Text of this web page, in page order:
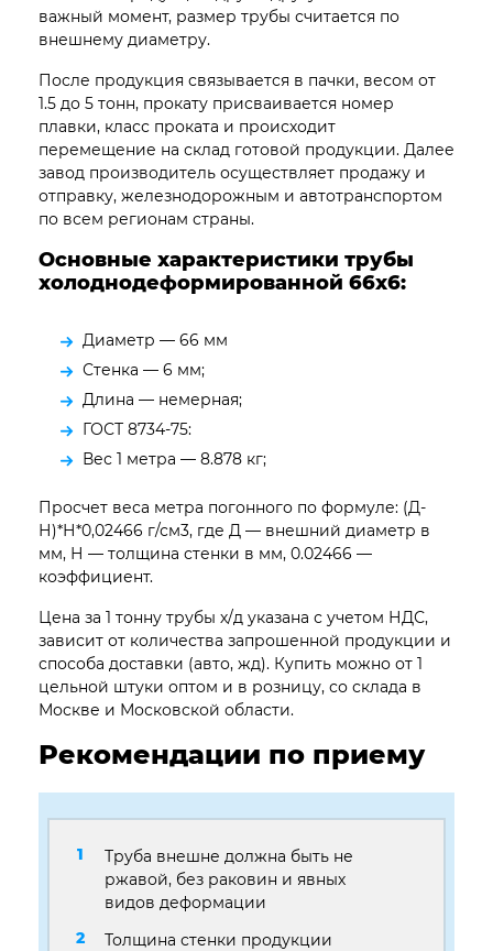
важный момент, размер трубы считается по
внешнему диаметру.
После продукция связывается в пачки, весом от
1.5 до 5 тонн, прокату присваивается номер
плавки, класс проката и происходит
перемещение на склад готовой продукции. Далее
завод производитель осуществляет продажу и
отправку, железнодорожным и автотранспортом
по всем регионам страны.
Основные характеристики трубы
холоднодеформированной 66х6:
Диаметр — 66 мм
Стенка — 6 мм;
Длина — немерная;
ГОСТ 8734-75:
Вес 1 метра — 8.878 кг;
Просчет веса метра погонного по формуле: (Д-
Н)*Н*0,02466 г/см3, где Д — внешний диаметр в
мм, Н — толщина стенки в мм, 0.02466 —
коэффициент.
Цена за 1 тонну трубы х/д указана с учетом НДС,
зависит от количества запрошенной продукции и
способа доставки (авто, жд). Купить можно от 1
цельной штуки оптом и в розницу, со склада в
Москве и Московской области.
Рекомендации по приему
Труба внешне должна быть не
ржавой, без раковин и явных
видов деформации
Толщина стенки продукции